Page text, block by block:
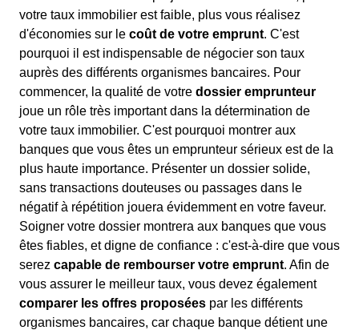
votre taux immobilier est faible, plus vous réalisez
d'économies sur le coût de votre emprunt. C'est
pourquoi il est indispensable de négocier son taux
auprès des différents organismes bancaires. Pour
commencer, la qualité de votre dossier emprunteur
joue un rôle très important dans la détermination de
votre taux immobilier. C'est pourquoi montrer aux
banques que vous êtes un emprunteur sérieux est de la
plus haute importance. Présenter un dossier solide,
sans transactions douteuses ou passages dans le
négatif à répétition jouera évidemment en votre faveur.
Soigner votre dossier montrera aux banques que vous
êtes fiables, et digne de confiance : c'est-à-dire que vous
serez capable de rembourser votre emprunt. Afin de
vous assurer le meilleur taux, vous devez également
comparer les offres proposées par les différents
organismes bancaires, car chaque banque détient une